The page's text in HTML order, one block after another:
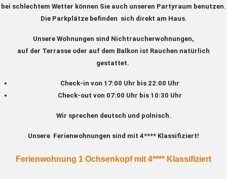
bei schlechtem Wetter können Sie auch unseren Partyraum benutzen.
Die Parkplätze befinden sich direkt am Haus.
Unsere Wohnungen sind Nichtraucherwohnungen,
auf der Terrasse oder auf dem Balkon ist Rauchen natürlich
gestattet.
Check-in von 17:00 Uhr bis 22:00 Uhr
Check-out von 07:00 Uhr bis 10:30 Uhr
Wir sprechen deutsch und polnisch.
Unsere Ferienwohnungen sind mit 4**** Klassifiziert!
Ferienwohnung 1 Ochsenkopf mit 4**** Klassifiziert